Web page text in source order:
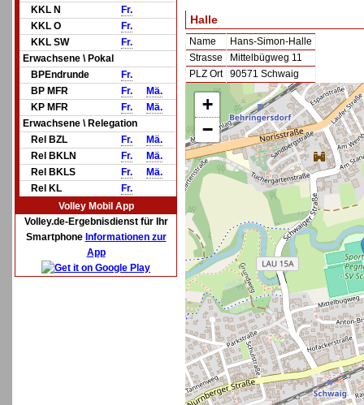
KKL N
Fr.
KKL O
Fr.
KKL SW
Fr.
Erwachsene \ Pokal
BPEndrunde
Fr.
BP MFR
Fr.
Mä.
KP MFR
Fr.
Mä.
Erwachsene \ Relegation
Rel BZL
Fr.
Mä.
Rel BKLN
Fr.
Mä.
Rel BKLS
Fr.
Mä.
Rel KL
Fr.
Volley Mobil App
Volley.de-Ergebnisdienst für Ihr
Smartphone Informationen zur
App
Halle
Name
Hans-Simon-Halle
Strasse
Mittelbügweg 11
PLZ Ort
90571 Schwaig
+
−